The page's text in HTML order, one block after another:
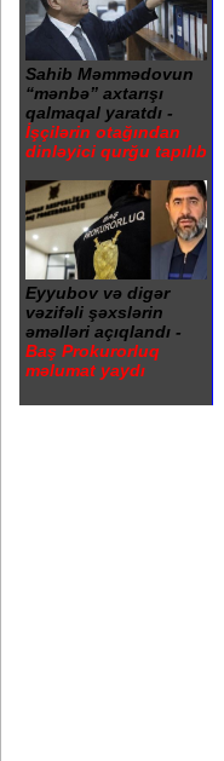
Sahib Məmmədovun
“mənbə” axtarışı
qalmaqal yaratdı -
İşçilərin otağından
dinləyici qurğu tapılıb
Eyyubov və digər
vəzifəli şəxslərin
əməlləri açıqlandı -
Baş Prokurorluq
məlumat yaydı